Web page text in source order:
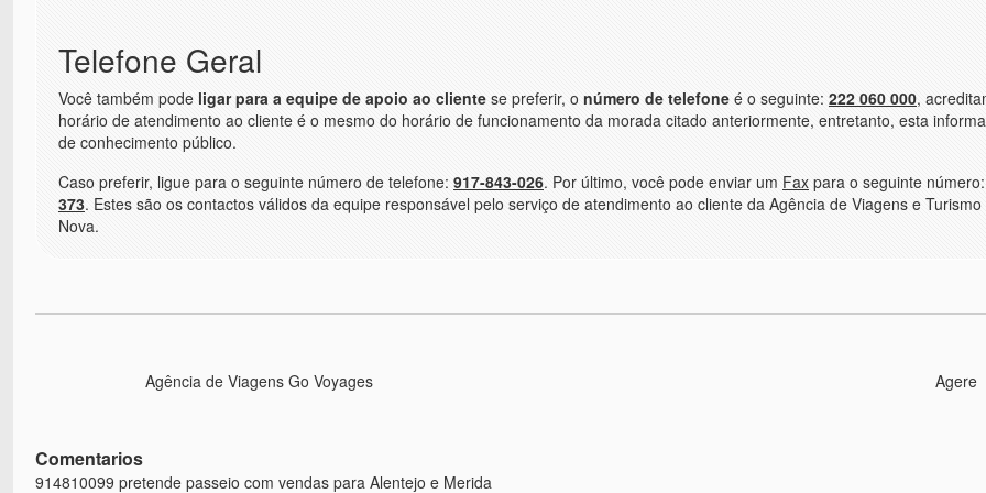
Telefone Geral
Você também pode ligar para a equipe de apoio ao cliente se preferir, o número de telefone é o seguinte: 222 060 000,
horário de atendimento ao cliente é o mesmo do horário de funcionamento da morada citado anteriormente, entretanto, esta
de conhecimento público.
Caso preferir, ligue para o seguinte número de telefone: 917-843-026. Por último, você pode enviar um Fax para o seguinte
373. Estes são os contactos válidos da equipe responsável pelo serviço de atendimento ao cliente da Agência de Viagens e Turismo
Nova.
Agência de Viagens Go Voyages Agere
Comentarios
914810099 pretende passeio com vendas para Alentejo e Merida